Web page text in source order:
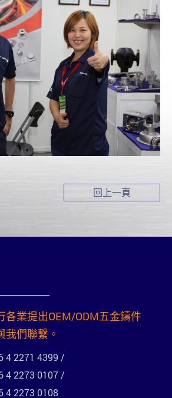
回上一頁
各業提出OEM/ODM五金鑄件
我們聯繫。
4 2271 4399 /
4 2273 0107 /
4 2273 0108